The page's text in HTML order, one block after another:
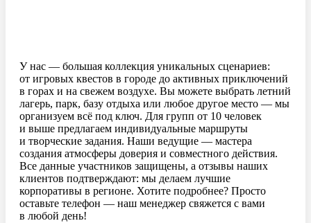
У нас — большая коллекция уникальных сценариев:
от игровых квестов в городе до активных приключений
в горах и на свежем воздухе. Вы можете выбрать летний
лагерь, парк, базу отдыха или любое другое место — мы
организуем всё под ключ. Для групп от 10 человек
и выше предлагаем индивидуальные маршруты
и творческие задания. Наши ведущие — мастера
создания атмосферы доверия и совместного действия.
Все данные участников защищены, а отзывы наших
клиентов подтверждают: мы делаем лучшие
корпоративы в регионе. Хотите подробнее? Просто
оставьте телефон — наш менеджер свяжется с вами
в любой день!